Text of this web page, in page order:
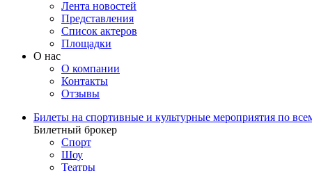
Лента новостей
Представления
Список актеров
Площадки
О нас
О компании
Контакты
Отзывы
Билеты на спортивные и культурные мероприятия по
Билетный брокер
Спорт
Шоу
Театры